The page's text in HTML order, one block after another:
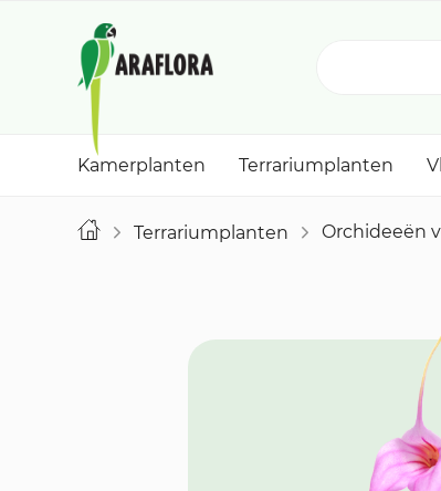
Kamerplanten Terrariumplanten
Terrariumplanten Orchideeën